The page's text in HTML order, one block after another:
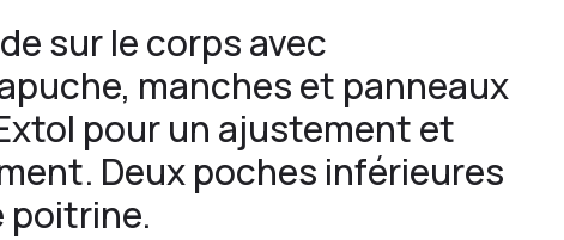
sur le corps avec
manches et panneaux
pour un ajustement et
Deux poches inférieures
poitrine.